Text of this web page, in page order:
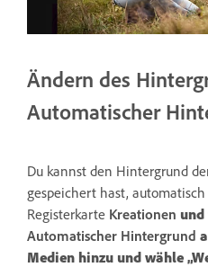
Ändern des
Automatischer
Du kannst den Hintergrund
gespeichert hast,
Registerkarte Kreationen
Automatischer Hintergrund
Medien hinzu und wähle